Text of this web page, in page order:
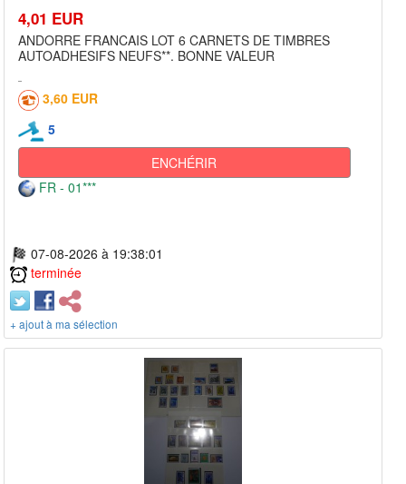
4,01 EUR
ANDORRE FRANCAIS LOT 6 CARNETS DE TIMBRES
AUTOADHESIFS NEUFS**. BONNE VALEUR
3,60 EUR
5
ENCHÉRIR
FR - 01***
07-08-2026 à 19:38:01
terminée
+ ajout à ma sélection